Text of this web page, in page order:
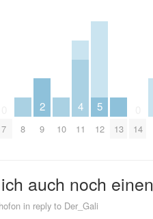
7 8
2
9 10
4
11
5
12 13 14
auch noch
in reply to Der_Gali